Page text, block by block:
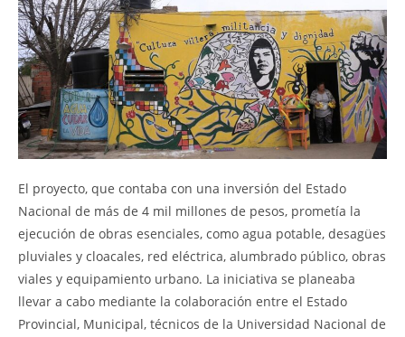
El proyecto, que contaba con una inversión del Estado
Nacional de más de 4 mil millones de pesos, prometía la
ejecución de obras esenciales, como agua potable, desagües
pluviales y cloacales, red eléctrica, alumbrado público, obras
viales y equipamiento urbano. La iniciativa se planeaba
llevar a cabo mediante la colaboración entre el Estado
Provincial, Municipal, técnicos de la Universidad Nacional de